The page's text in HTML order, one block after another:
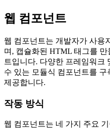
웹 컴포넌트
웹 컴포넌트는 개발자가 사용
며, 캡슐화된 HTML 태그를 만
트입니다. 다양한 프레임워크
수 있는 모듈식 컴포넌트를
제공합니다.
작동 방식
웹 컴포넌트는 네 가지 주요